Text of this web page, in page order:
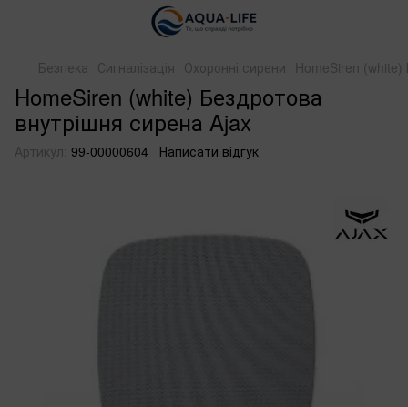
Безпека Сигналізація Охоронні сирени HomeSiren
HomeSiren (white) Бездротова
внутрішня сирена Ajax
Артикул: 99-00000604 Написати відгук